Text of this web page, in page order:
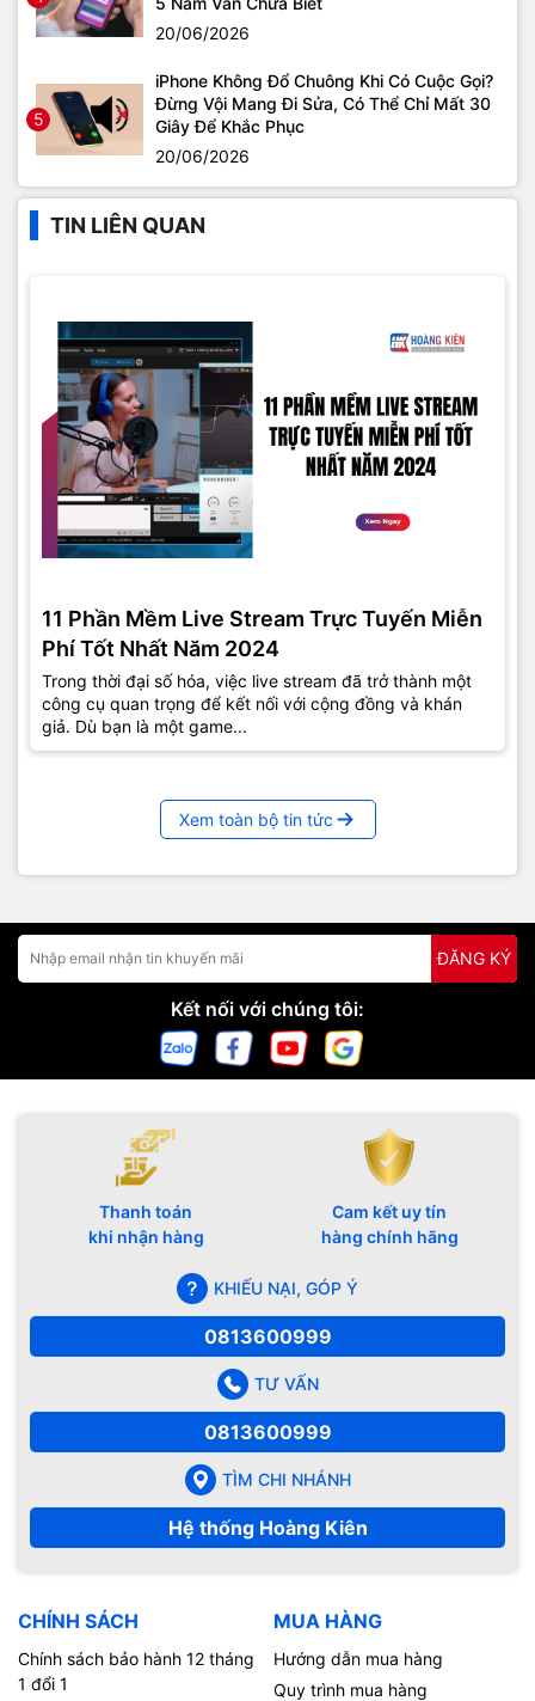
20/06/2026
5
iPhone Không Đổ Chuông Khi Có Cuộc Gọi?
Đừng Vội Mang Đi Sửa, Có Thể Chỉ Mất 30
Giây Để Khắc Phục
20/06/2026
TIN LIÊN QUAN
11 Phần Mềm Live Stream Trực Tuyến Miễn
Phí Tốt Nhất Năm 2024
Trong thời đại số hóa, việc live stream đã trở thành một
công cụ quan trọng để kết nối với cộng đồng và khán
giả. Dù bạn là một game...
Xem toàn bộ tin tức
ĐĂNG KÝ
Kết nối với chúng tôi:
Thanh toán
khi nhận hàng
Cam kết uy tín
hàng chính hãng
KHIẾU NẠI, GÓP Ý
0813600999
TƯ VẤN
0813600999
TÌM CHI NHÁNH
Hệ thống Hoàng Kiên
CHÍNH SÁCH
Chính sách bảo hành 12 tháng
1 đổi 1
MUA HÀNG
Hướng dẫn mua hàng
Quy trình mua hàng